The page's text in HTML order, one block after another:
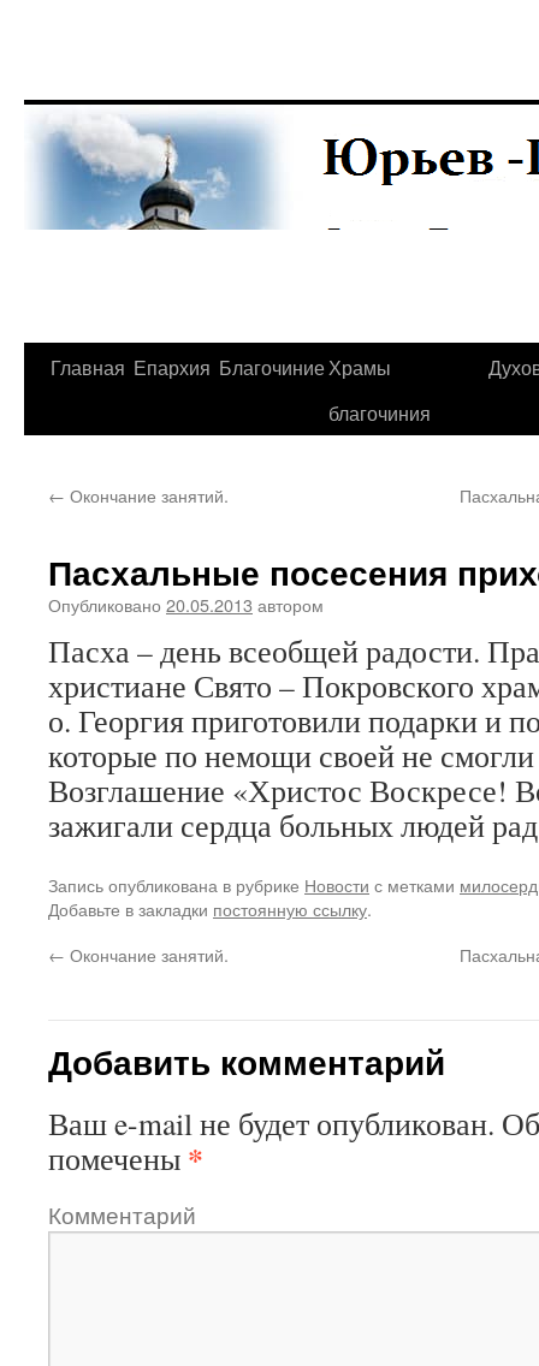
Перейти
Главная Епархия БлагочиниеХрамы
благочиния
← Окончание занятий.
Пасхальные посесения
Опубликовано 20.05.2013 автором
Пасха – день всеобщей радости.
христиане Свято – Покровского
о. Георгия приготовили подарки и
которые по немощи своей не
Возглашение «Христос Воскресе!
зажигали сердца больных людей
Запись опубликована в рубрике Новости с метками
Добавьте в закладки постоянную ссылку.
← Окончание занятий.
Добавить комментарий
Ваш e-mail не будет опубликован.
помечены *
Комментарий